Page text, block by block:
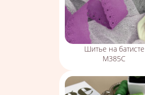
Шитье на батисте
М385С